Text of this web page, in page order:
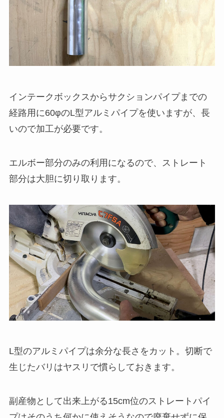
インテークボックスからサクションパイプまでの
経路用に60φのL型アルミパイプを使いますが、長
いので加工が必要です。
エルボー部分のみの利用になるので、ストレート
部分は大胆に切り取ります。
L型のアルミパイプは余分な長さをカット。切断で
生じたバリはヤスリで慣らしておきます。
副産物として出来上がる15cm位のストレートパイ